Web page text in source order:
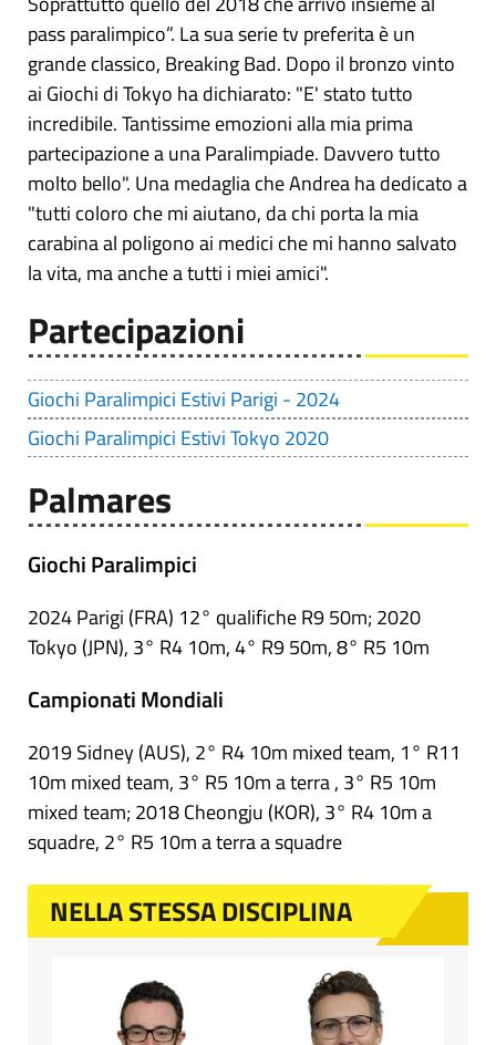
pass paralimpico”. La sua serie tv preferita è un
grande classico, Breaking Bad. Dopo il bronzo vinto
ai Giochi di Tokyo ha dichiarato: "E' stato tutto
incredibile. Tantissime emozioni alla mia prima
partecipazione a una Paralimpiade. Davvero tutto
molto bello". Una medaglia che Andrea ha dedicato a
"tutti coloro che mi aiutano, da chi porta la mia
carabina al poligono ai medici che mi hanno salvato
la vita, ma anche a tutti i miei amici".
Partecipazioni
Giochi Paralimpici Estivi Parigi - 2024
Giochi Paralimpici Estivi Tokyo 2020
Palmares
Giochi Paralimpici
2024 Parigi (FRA) 12° qualifiche R9 50m; 2020
Tokyo (JPN), 3° R4 10m, 4° R9 50m, 8° R5 10m
Campionati Mondiali
2019 Sidney (AUS), 2° R4 10m mixed team, 1° R11
10m mixed team, 3° R5 10m a terra , 3° R5 10m
mixed team; 2018 Cheongju (KOR), 3° R4 10m a
squadre, 2° R5 10m a terra a squadre
NELLA STESSA DISCIPLINA